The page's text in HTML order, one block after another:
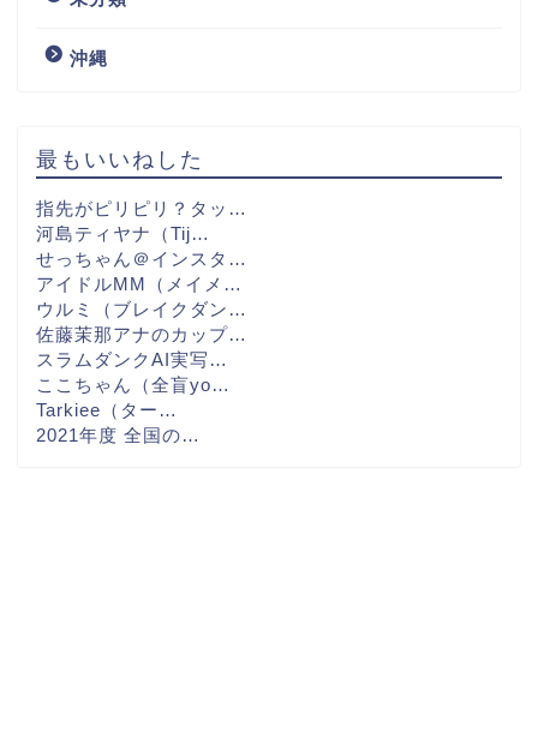
沖縄
最もいいねした
指先がピリピリ？タッ…
河島ティヤナ（Tij…
せっちゃん＠インスタ…
アイドルMM（メイメ…
ウルミ（ブレイクダン…
佐藤茉那アナのカップ…
スラムダンクAI実写…
ここちゃん（全盲yo…
Tarkiee（ター…
2021年度 全国の…